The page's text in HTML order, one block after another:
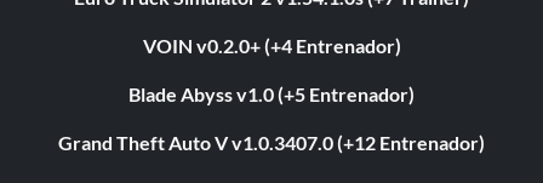
VOIN v0.2.0+ (+4 Entrenador)
Blade Abyss v1.0 (+5 Entrenador)
Grand Theft Auto V v1.0.3407.0 (+12 Entrenador)